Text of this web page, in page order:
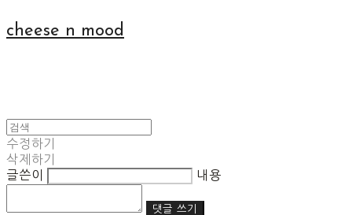
cheese n mood
수정하기
삭제하기
글쓴이
내용
댓글 쓰기